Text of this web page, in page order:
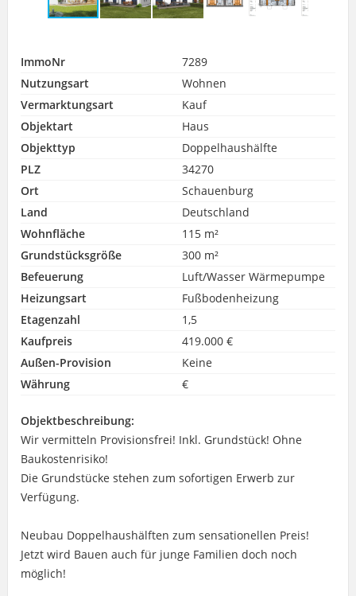
ImmoNr
7289
Nutzungsart
Wohnen
Vermarktungsart
Kauf
Objektart
Haus
Objekttyp
Doppelhaushälfte
PLZ
34270
Ort
Schauenburg
Land
Deutschland
Wohnfläche
115 m²
Grundstücksgröße
300 m²
Befeuerung
Luft/Wasser Wärmepumpe
Heizungsart
Fußbodenheizung
Etagenzahl
1,5
Kaufpreis
419.000 €
Außen-Provision
Keine
Währung
€
Objektbeschreibung:
Wir vermitteln Provisionsfrei! Inkl. Grundstück! Ohne
Baukostenrisiko!
Die Grundstücke stehen zum sofortigen Erwerb zur
Verfügung.
Neubau Doppelhaushälften zum sensationellen Preis!
Jetzt wird Bauen auch für junge Familien doch noch
möglich!